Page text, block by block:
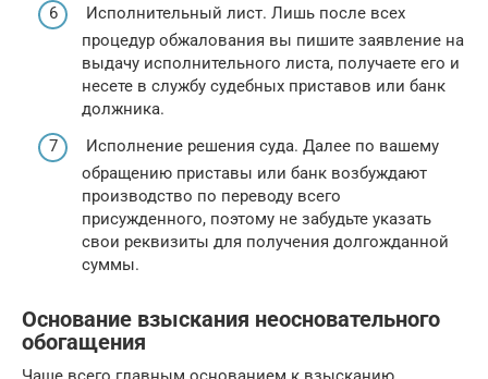
Исполнительный лист. Лишь после всех
процедур обжалования вы пишите заявление на
выдачу исполнительного листа, получаете его и
несете в службу судебных приставов или банк
должника.
Исполнение решения суда. Далее по вашему
обращению приставы или банк возбуждают
производство по переводу всего
присужденного, поэтому не забудьте указать
свои реквизиты для получения долгожданной
суммы.
Основание взыскания неосновательного
обогащения